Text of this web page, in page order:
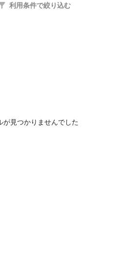
利用条件で絞り込む
が見つかりませんでした